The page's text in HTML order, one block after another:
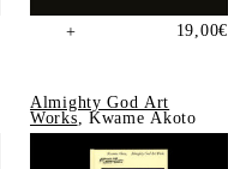
+ 19,00€
Almighty God Art
Works, Kwame Akoto